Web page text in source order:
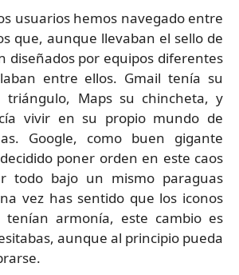
usuarios hemos navegado entre
que, aunque llevaban el sello de
diseñados por equipos diferentes
entre ellos. Gmail tenía su
triángulo, Maps su chincheta, y
vivir en su propio mundo de
Google, como buen gigante
poner orden en este caos
todo bajo un mismo paraguas
vez has sentido que los iconos
armonía, este cambio es
aunque al principio pueda